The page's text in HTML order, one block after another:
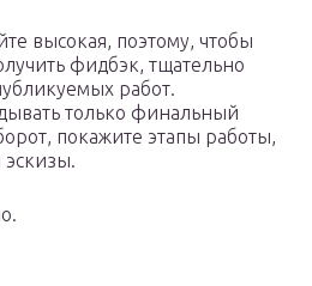
высокая, поэтому, чтобы
фидбэк, тщательно
работ.
только финальный
покажите этапы работы,
эскизы.